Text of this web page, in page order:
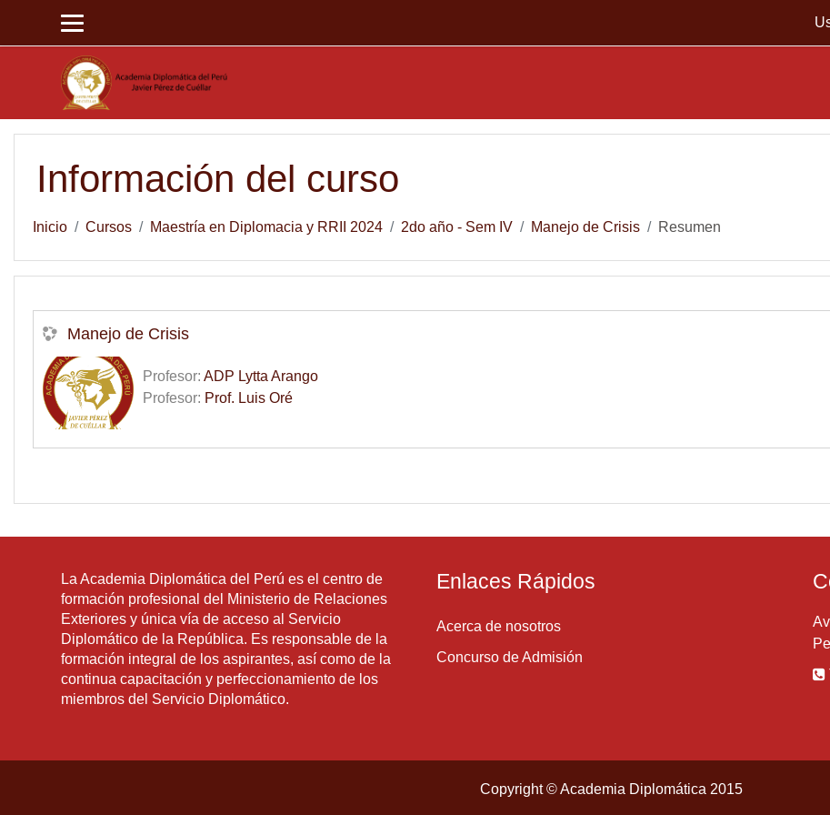
Información del curso
Inicio Cursos Maestría en Diplomacia y RRII 2024 2do año - Sem IV Manejo de Crisis Resumen
Manejo de Crisis
Profesor: ADP Lytta Arango
Profesor: Prof. Luis Oré
La Academia Diplomática del Perú es el centro de
formación profesional del Ministerio de Relaciones
Exteriores y única vía de acceso al Servicio
Diplomático de la República. Es responsable de la
formación integral de los aspirantes, así como de la
continua capacitación y perfeccionamiento de los
miembros del Servicio Diplomático.
Enlaces Rápidos
Acerca de nosotros
Concurso de Admisión
Copyright © Academia Diplomática 2015